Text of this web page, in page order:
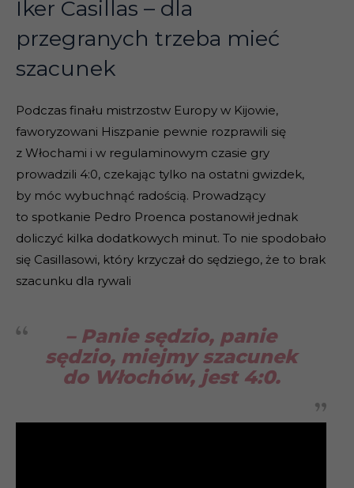
Iker Casillas – dla
przegranych trzeba mieć
szacunek
Podczas finału mistrzostw Europy w Kijowie,
faworyzowani Hiszpanie pewnie rozprawili się
z Włochami i w regulaminowym czasie gry
prowadzili 4:0, czekając tylko na ostatni gwizdek,
by móc wybuchnąć radością. Prowadzący
to spotkanie Pedro Proenca postanowił jednak
doliczyć kilka dodatkowych minut. To nie spodobało
się Casillasowi, który krzyczał do sędziego, że to brak
szacunku dla rywali
– Panie sędzio, panie
sędzio, miejmy szacunek
do Włochów, jest 4:0.